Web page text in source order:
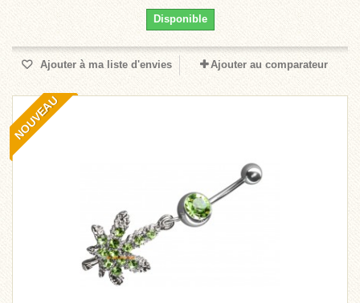
Disponible
Ajouter à ma liste d'envies Ajouter au comparateur
NOUVEAU